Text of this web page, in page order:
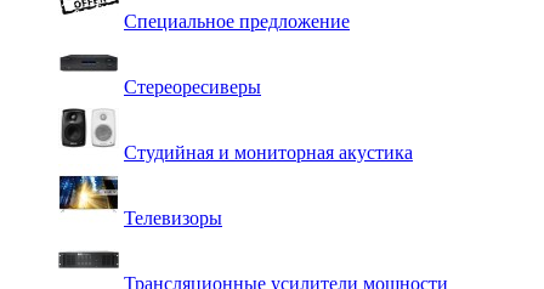
Специальное предложение
Стереоресиверы
Студийная и мониторная акустика
Телевизоры
Трансляционные усилители мощности